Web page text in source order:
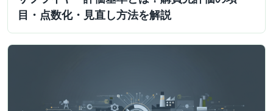
目・点数化・見直し方法を解説